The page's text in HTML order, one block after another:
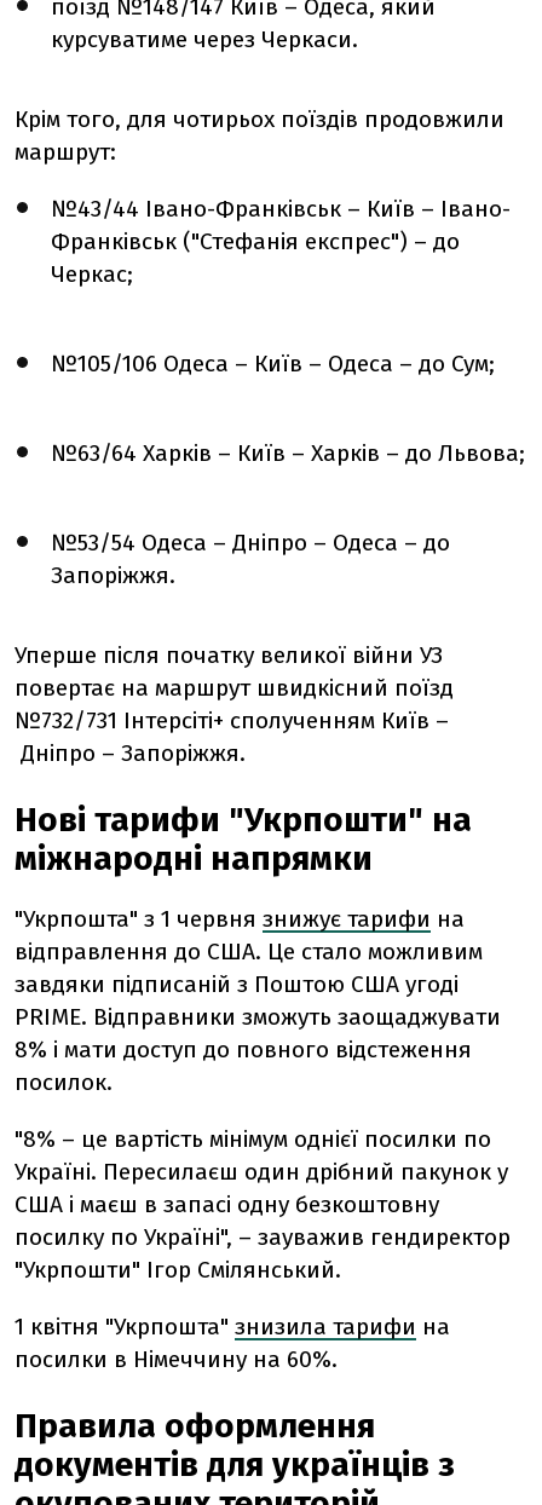
поїзд №148/147 Київ – Одеса, який
курсуватиме через Черкаси.
Крім того, для чотирьох поїздів продовжили
маршрут:
№43/44 Івано-Франківськ – Київ – Івано-
Франківськ ("Стефанія експрес") – до
Черкас;
№105/106 Одеса – Київ – Одеса – до Сум;
№63/64 Харків – Київ – Харків – до Львова;
№53/54 Одеса – Дніпро – Одеса – до
Запоріжжя.
Уперше після початку великої війни УЗ
повертає на маршрут швидкісний поїзд
№732/731 Інтерсіті+ сполученням Київ –
Дніпро – Запоріжжя.
Нові тарифи "Укрпошти" на
міжнародні напрямки
"Укрпошта" з 1 червня знижує тарифи на
відправлення до США. Це стало можливим
завдяки підписаній з Поштою США угоді
PRIME. Відправники зможуть заощаджувати
8% і мати доступ до повного відстеження
посилок.
"8% – це вартість мінімум однієї посилки по
Україні. Пересилаєш один дрібний пакунок у
США і маєш в запасі одну безкоштовну
посилку по Україні", – зауважив гендиректор
"Укрпошти" Ігор Смілянський.
1 квітня "Укрпошта" знизила тарифи на
посилки в Німеччину на 60%.
Правила оформлення
документів для українців з